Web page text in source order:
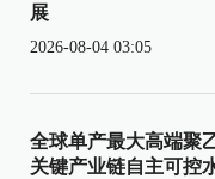
展
2026-08-04 03:05
全球单产最大高端聚
关键产业链自主可控